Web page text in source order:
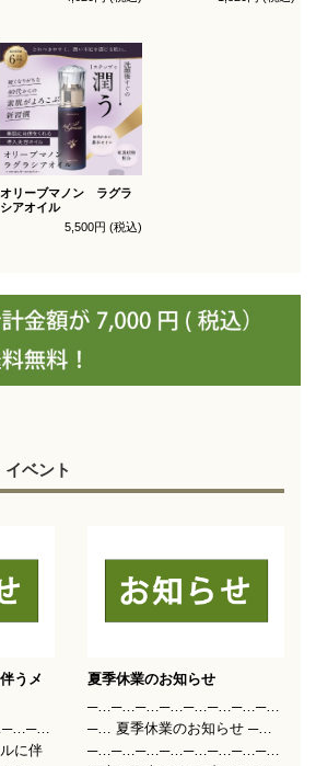
オリーブマノン ラグラ
シアオイル
5,500円 (税込)